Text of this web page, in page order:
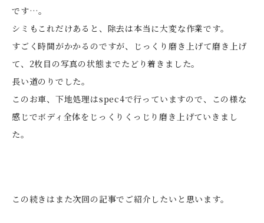
です…。
シミもこれだけあると、除去は本当に大変な作業です。
すごく時間がかかるのですが、じっくり磨き上げて磨き上げ
て、2枚目の写真の状態までたどり着きました。
長い道のりでした。
このお車、下地処理はspec4で行っていますので、この様な
感じでボディ全体をじっくりくっじり磨き上げていきまし
た。
この続きはまた次回の記事でご紹介したいと思います。